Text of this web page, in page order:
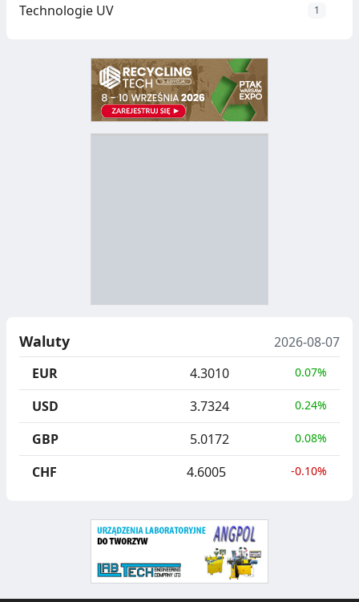
Technologie UV 1
N
E
,
S
E
E
G
A
B
C
J
A
Waluty
2026-08-07
EUR
4.3010 0.07%
USD 3.7324 0.24%
GBP 5.0172 0.08%
CHF 4.6005 -0.10%